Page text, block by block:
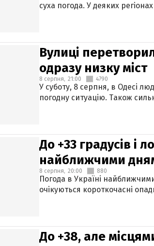
суха погода. У деяких
Вулиці
одразу низку міст
8 серпня, 21:00 4790
У суботу, 8 серпня, в Одесі
погодну ситуацію. Також
До +33 градусів і
найближчими
8 серпня, 20:00 880
Погода в Україні
очікуються короткочасні
До +38, але